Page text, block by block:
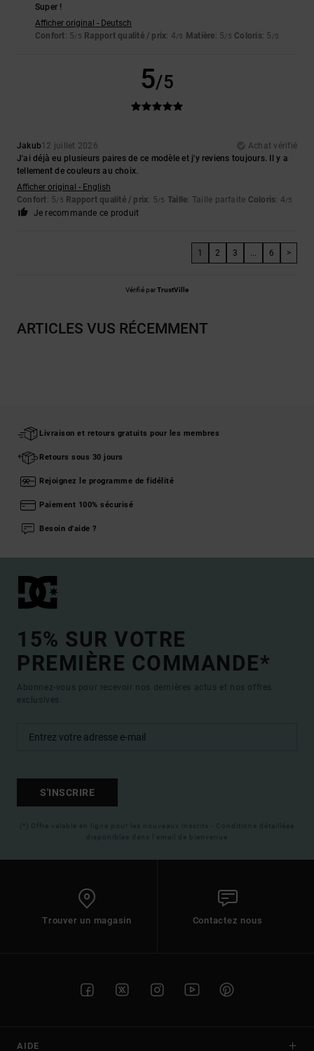
Super !
Afficher original - Deutsch
Confort: 5/5 Rapport qualité / prix: 4/5 Matière: 5/5 Coloris: 5 /5
5/5
Jakub12 juillet 2026
Achat vérifié
J'ai déjà eu plusieurs paires de ce modèle et j'y reviens toujours. Il y a
tellement de couleurs au choix.
Afficher original - English
Confort: 5/5 Rapport qualité / prix: 5/5 Taille: Taille parfaite Coloris: 4/5
Je recommande ce produit
1 2 3 6 >
Vérifié parTrustVille
ARTICLES VUS RÉCEMMENT
Livraison et retours gratuits pour les membres
Retours sous 30 jours
Rejoignez le programme de fidélité
Paiement 100% sécurisé
Besoin d'aide ?
15% SUR VOTRE
PREMIÈRE COMMANDE*
Abonnez-vous pour recevoir nos dernières actus et nos offres
exclusives.
S'INSCRIRE
(*) Offre valable en ligne pour les nouveaux inscrits - Conditions détaillées
disponibles dans l'email de bienvenue
Trouver un magasin Contactez nous
AIDE